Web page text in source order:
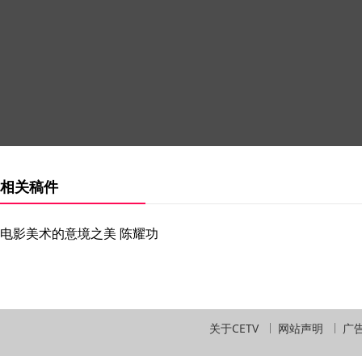
相关稿件
电影美术的意境之美 陈耀功
关于CETV 网站声明 广